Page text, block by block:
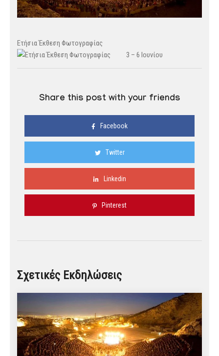
Ετήσια Έκθεση Φωτογραφίας
3 – 6 Ιουνίου
Share this post with your friends
Facebook
Twitter
Linkedin
Pinterest
Σχετικές Εκδηλώσεις